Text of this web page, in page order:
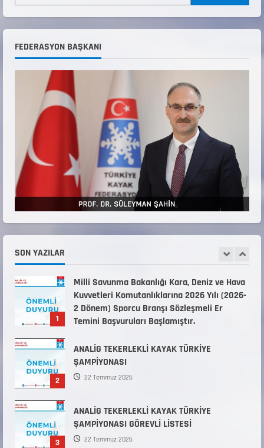
FEDERASYON BAŞKANI
SON YAZILAR
2 22 Temmuz 2026
3
ŞAMPİYONASI GÖREVLİ LİSTESİ
Teknik Kurul ve Alt Kurul Üyelerimiz
Belirlendi
18 Temmuz 2026
5
KAYAKLI KOŞU VE BİATHLON 3.KADEME
ANTRENÖRLÜK KURSU DUYURUSU
12 Temmuz 2026
1
Millî Savunma Bakanlığı Kara, Deniz ve Hava
Kuvvetleri Komutanlıklarına 2026 Yılı (2026-
2
ANALİG TEKERLEKLİ KAYAK TÜRKİYE
ŞAMPİYONASI
22 Temmuz 2026
3
ANALİG TEKERLEKLİ KAYAK TÜRKİYE
ŞAMPİYONASI GÖREVLİ LİSTESİ
22 Temmuz 2026
4
Teknik Kurul ve Alt Kurul Üyelerimiz
Belirlendi
18 Temmuz 2026